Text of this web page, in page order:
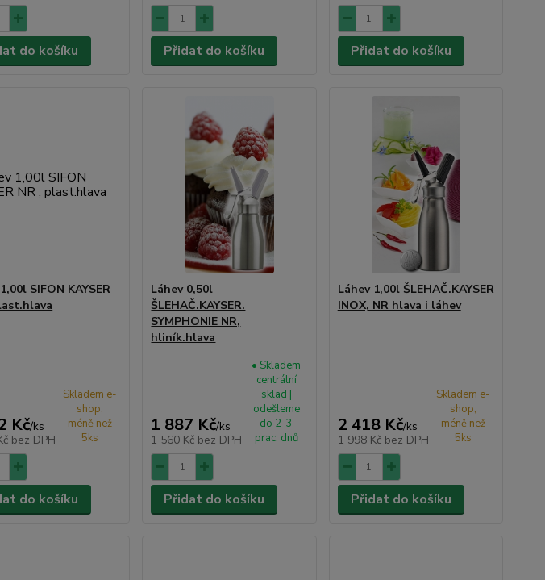
do košíku Přidat do košíku Přidat do košíku
SIFON KAYSER
Kč/ks
bez DPH
Skladem e-
shop,
méně než
5ks
do košíku
Láhev 0,50l
ŠLEHAČ.KAYSER.
SYMPHONIE NR,
hliník.hlava
1 887 Kč/ks
1 560 Kč bez DPH
• Skladem
centrální
sklad |
odešleme
do 2-3
prac. dnů
Přidat do košíku
Láhev 1,00l ŠLEHAČ.KAYSER
INOX, NR hlava i láhev
2 418 Kč/ks
1 998 Kč bez DPH
Skladem e-
shop,
méně než
5ks
Přidat do košíku